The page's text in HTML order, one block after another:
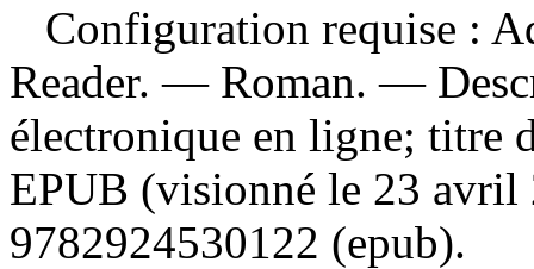
Configuration requise :
Reader. — Roman. —
électronique en ligne; titre
EPUB (visionné le 23
9782924530122 (epub).